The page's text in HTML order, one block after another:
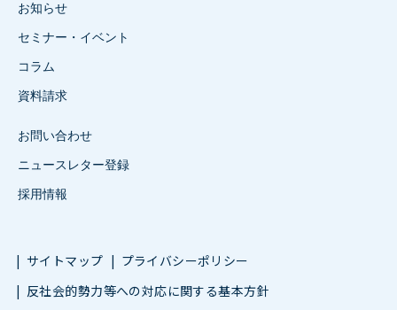
お知らせ
セミナー・イベント
コラム
資料請求
お問い合わせ
ニュースレター登録
採用情報
サイトマップ
プライバシーポリシー
反社会的勢力等への対応に関する基本方針